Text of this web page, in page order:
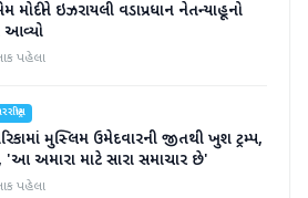
મોદીને ઇઝરાયલી વડાપ્રધાન નેતન્યાહૂનો
આવ્યો
પહેલા
મુસ્લિમ ઉમેદવારની જીતથી ખુશ ટ્રમ્પ,
'આ અમારા માટે સારા સમાચાર છે'
પહેલા